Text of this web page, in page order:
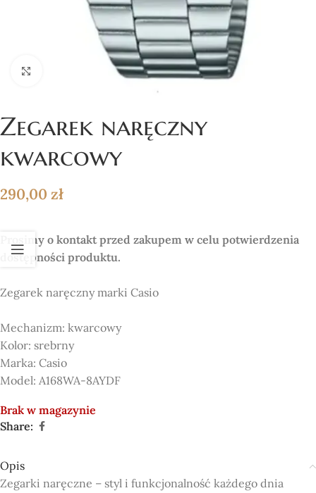
Click to enlarge
Zegarek naręczny
kwarcowy
290,00 zł
Prosimy o kontakt przed zakupem w celu potwierdzenia
dostępności produktu.
Zegarek naręczny marki Casio
Mechanizm: kwarcowy
Kolor: srebrny
Marka: Casio
Model: A168WA-8AYDF
Brak w magazynie
Share:
Opis
Zegarki naręczne – styl i funkcjonalność każdego dnia